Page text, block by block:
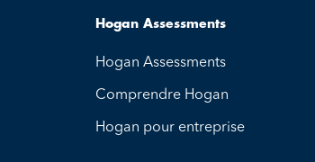
Hogan Assessments
Hogan Assessments
Comprendre Hogan
Hogan pour entreprise